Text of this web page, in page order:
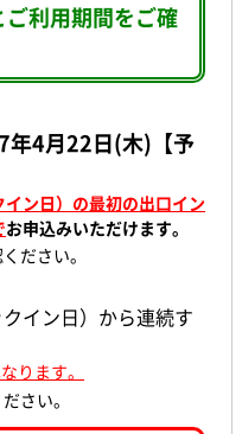
利用期間をご確
4月22日(木)【予
ン日）の最初の出口イン
お申込みいただけます。
ださい。
イン日）から連続す
ります。
さい。